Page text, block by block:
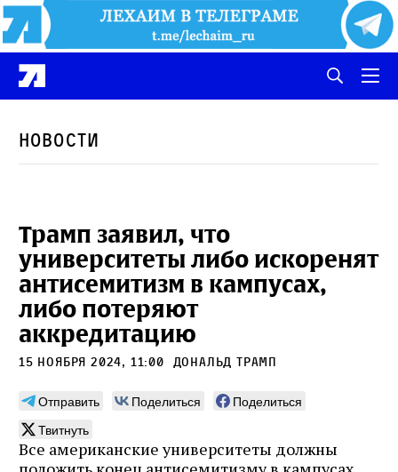
Новости
Трамп заявил, что
университеты либо искоренят
антисемитизм в кампусах,
либо потеряют
аккредитацию
15 ноября 2024, 11:00 Дональд Трамп
Отправить Поделиться
Поделиться
Твитнуть
Все американские университеты должны